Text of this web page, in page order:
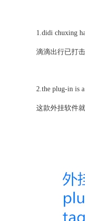
1.didi chuxing
滴滴出行已打
2.the plug-in is
这款外挂软件